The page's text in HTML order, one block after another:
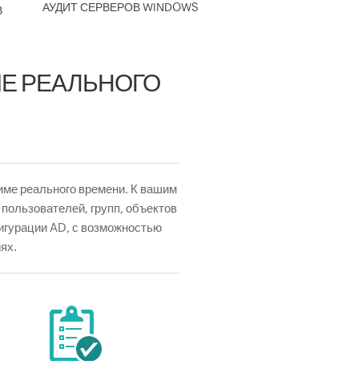
АУДИТ СЕРВЕРОВ WINDOWS
РЕАЛЬНОГО
реального времени. К вашим
групп, объектов
AD, с возможностью